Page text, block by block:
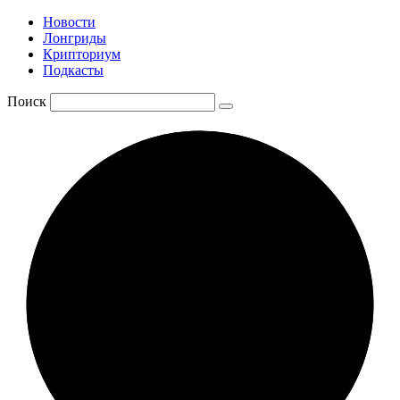
Новости
Лонгриды
Крипториум
Подкасты
Поиск